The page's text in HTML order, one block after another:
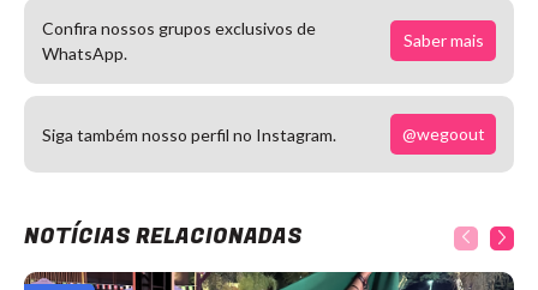
Confira nossos grupos exclusivos de
WhatsApp.
Saber mais
Siga também nosso perfil no Instagram. @wegoout
NOTÍCIAS RELACIONADAS